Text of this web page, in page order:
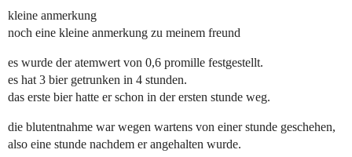
kleine anmerkung
noch eine kleine anmerkung zu meinem freund
es wurde der atemwert von 0,6 promille festgestellt.
es hat 3 bier getrunken in 4 stunden.
das erste bier hatte er schon in der ersten stunde weg.
die blutentnahme war wegen wartens von einer stunde geschehen,
also eine stunde nachdem er angehalten wurde.